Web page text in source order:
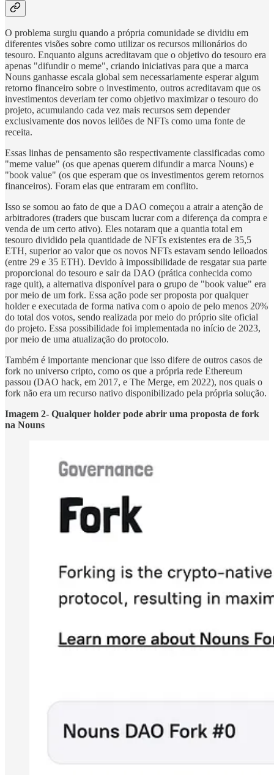
O problema surgiu quando a própria comunidade se dividiu em
diferentes visões sobre como utilizar os recursos milionários do
tesouro. Enquanto alguns acreditavam que o objetivo do tesouro era
apenas "difundir o meme", criando iniciativas para que a marca
Nouns ganhasse escala global sem necessariamente esperar algum
retorno financeiro sobre o investimento, outros acreditavam que os
investimentos deveriam ter como objetivo maximizar o tesouro do
projeto, acumulando cada vez mais recursos sem depender
exclusivamente dos novos leilões de NFTs como uma fonte de
receita.
Essas linhas de pensamento são respectivamente classificadas como
"meme value" (os que apenas querem difundir a marca Nouns) e
"book value" (os que esperam que os investimentos gerem retornos
financeiros). Foram elas que entraram em conflito.
Isso se somou ao fato de que a DAO começou a atrair a atenção de
arbitradores (traders que buscam lucrar com a diferença da compra e
venda de um certo ativo). Eles notaram que a quantia total em
tesouro dividido pela quantidade de NFTs existentes era de 35,5
ETH, superior ao valor que os novos NFTs estavam sendo leiloados
(entre 29 e 35 ETH). Devido à impossibilidade de resgatar sua parte
proporcional do tesouro e sair da DAO (prática conhecida como
rage quit), a alternativa disponível para o grupo de "book value" era
por meio de um fork. Essa ação pode ser proposta por qualquer
holder e executada de forma nativa com o apoio de pelo menos 20%
do total dos votos, sendo realizada por meio do próprio site oficial
do projeto. Essa possibilidade foi implementada no início de 2023,
por meio de uma atualização do protocolo.
Também é importante mencionar que isso difere de outros casos de
fork no universo cripto, como os que a própria rede Ethereum
passou (DAO hack, em 2017, e The Merge, em 2022), nos quais o
fork não era um recurso nativo disponibilizado pela própria solução.
Imagem 2- Qualquer holder pode abrir uma proposta de fork
na Nouns